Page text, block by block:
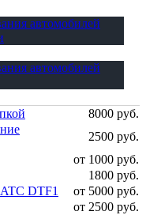
автомобилей
автомобилей
8000 руб.
2500 руб.
от 1000 руб.
1800 руб.
DTF1
от 5000 руб.
от 2500 руб.